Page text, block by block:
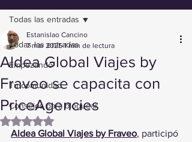
Todas las entradas
Empezando
Tu comunidad
Consejos para bloguear
Todas las entradas
Aldea Global Viajes by
Fraveo se capacita con
PriceAgencies
Estanislao Cancino
7 mar 2025 1 min de lectura
Obtuvo NaN de 5 estrellas.
Aldea Global Viajes by Fraveo, participó